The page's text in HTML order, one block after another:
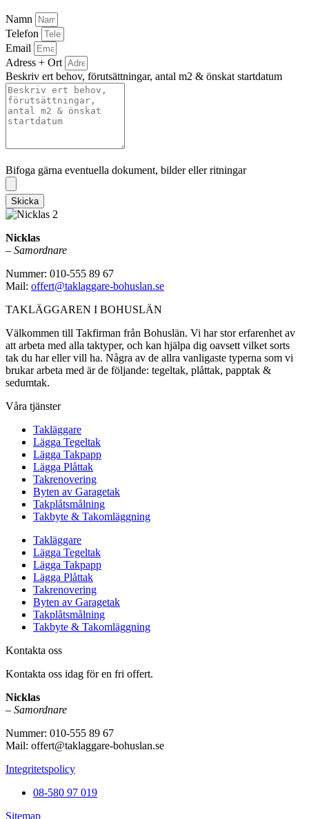
Namn
Telefon
Email
Adress + Ort
Beskriv ert behov, förutsättningar, antal m2 & önskat startdatum
Bifoga gärna eventuella dokument, bilder eller ritningar
Skicka
Nicklas
– Samordnare
Nummer: 010-555 89 67
Mail: offert@taklaggare-bohuslan.se
TAKLÄGGAREN I BOHUSLÄN
Välkommen till Takfirman från Bohuslän. Vi har stor erfarenhet av
att arbeta med alla taktyper, och kan hjälpa dig oavsett vilket sorts
tak du har eller vill ha. Några av de allra vanligaste typerna som vi
brukar arbeta med är de följande: tegeltak, plåttak, papptak &
sedumtak.
Våra tjänster
Takläggare
Lägga Tegeltak
Lägga Takpapp
Lägga Plåttak
Takrenovering
Byten av Garagetak
Takplåtsmålning
Takbyte & Takomläggning
Takläggare
Lägga Tegeltak
Lägga Takpapp
Lägga Plåttak
Takrenovering
Byten av Garagetak
Takplåtsmålning
Takbyte & Takomläggning
Kontakta oss
Kontakta oss idag för en fri offert.
Nicklas
– Samordnare
Nummer: 010-555 89 67
Mail: offert@taklaggare-bohuslan.se
Integritetspolicy
08-580 97 019
Sitemap